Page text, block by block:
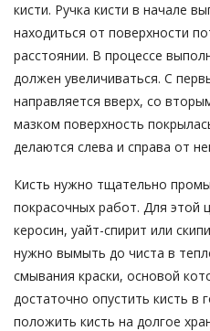
кисти. Ручка кисти в начале
находиться от поверхности
расстоянии. В процессе
должен увеличиваться. С
направляется вверх, со
мазком поверхность
делаются слева и справа от
Кисть нужно тщательно
покрасочных работ. Для этой
керосин, уайт-спирит или
нужно вымыть до чиста в
смывания краски, основой
достаточно опустить кисть в
положить кисть на долгое